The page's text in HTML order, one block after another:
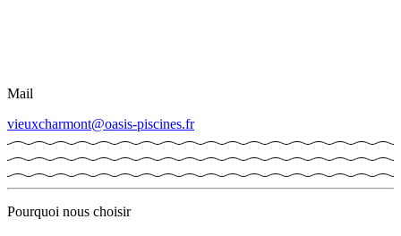
Mail
vieuxcharmont@oasis-piscines.fr
Pourquoi nous choisir